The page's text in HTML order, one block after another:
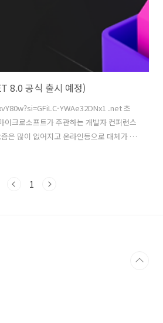
8.0 공식 출시 예정)
YWAe32DNx1 .net 초
크로소프트가 주관하는 개발자 컨퍼런스
은 많이 없어지고 온라인등으로 대체가 되
Conf... 올해는 11월 14~16일까지 열
고 있다. 당장 .NET 8이 나와도 사이트의
1